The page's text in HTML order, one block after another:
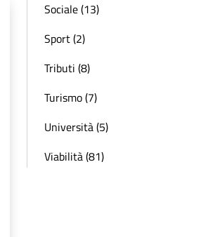
Sociale (13)
Sport (2)
Tributi (8)
Turismo (7)
Università (5)
Viabilità (81)